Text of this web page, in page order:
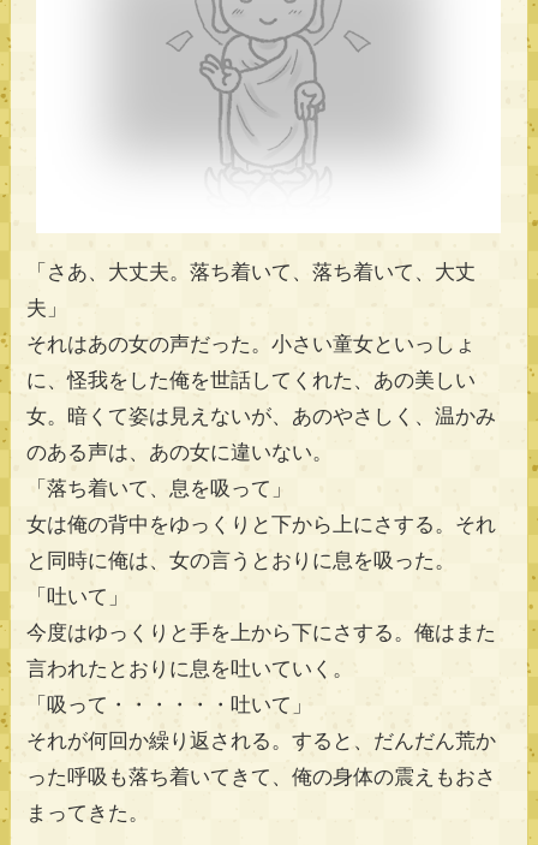
「さあ、大丈夫。落ち着いて、落ち着いて、大丈
夫」
それはあの女の声だった。小さい童女といっしょ
に、怪我をした俺を世話してくれた、あの美しい
女。暗くて姿は見えないが、あのやさしく、温かみ
のある声は、あの女に違いない。
「落ち着いて、息を吸って」
女は俺の背中をゆっくりと下から上にさする。それ
と同時に俺は、女の言うとおりに息を吸った。
「吐いて」
今度はゆっくりと手を上から下にさする。俺はまた
言われたとおりに息を吐いていく。
「吸って・・・・・・吐いて」
それが何回か繰り返される。すると、だんだん荒か
った呼吸も落ち着いてきて、俺の身体の震えもおさ
まってきた。